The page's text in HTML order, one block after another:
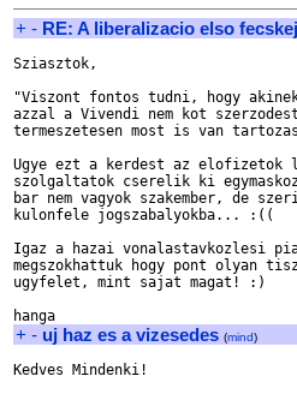
+ - RE: A liberalizacio elso
Sziasztok,
"Viszont fontos tudni, hogy
azzal a Vivendi nem kot
termeszetesen most is van
Ugye ezt a kerdest az elofizetok
szolgaltatok cserelik ki
bar nem vagyok szakember, de
kulonfele jogszabalyokba... :((
Igaz a hazai vonalastavkozlesi
megszokhattuk hogy pont olyan
ugyfelet, mint sajat magat! :)
+ - uj haz es a vizesedes (mind)
Kedves Mindenki!